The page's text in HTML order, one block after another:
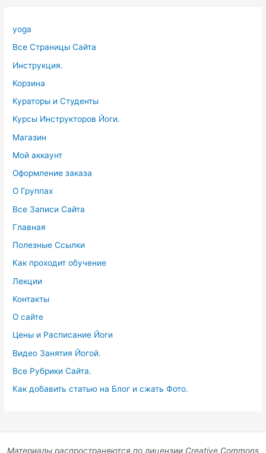
yoga
Все Страницы Сайта
Инструкция.
Корзина
Кураторы и Студенты
Курсы Инструкторов Йоги.
Магазин
Мой аккаунт
Оформление заказа
О Группах
Все Записи Сайта
Главная
Полезные Ссылки
Как проходит обучение
Лекции
Контакты
О сайте
Цены и Расписание Йоги
Видео Занятия Йогой.
Все Рубрики Сайта.
Как добавить статью на Блог и сжать Фото.
Материалы распространяются по лицензии Creative Commons